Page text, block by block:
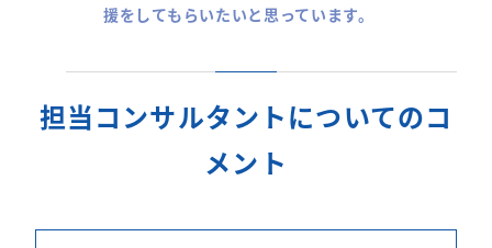
援をしてもらいたいと思っています。
担当コンサルタントについてのコ
メント